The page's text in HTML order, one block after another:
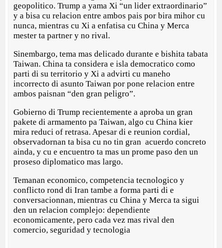
geopolitico. Trump a yama Xi “un lider extraordinario”
y a bisa cu relacion entre ambos pais por bira mihor cu
nunca, mientras cu Xi a enfatisa cu China y Merca
mester ta partner y no rival.
Sinembargo, tema mas delicado durante e bishita tabata
Taiwan. China ta considera e isla democratico como
parti di su territorio y Xi a advirti cu maneho
incorrecto di asunto Taiwan por pone relacion entre
ambos paisnan “den gran peligro”.
Gobierno di Trump recientemente a aproba un gran
pakete di armamento pa Taiwan, algo cu China kier
mira reduci of retrasa. Apesar di e reunion cordial,
observadornan ta bisa cu no tin gran acuerdo concreto
ainda, y cu e encuentro ta mas un prome paso den un
proseso diplomatico mas largo.
Temanan economico, competencia tecnologico y
conflicto rond di Iran tambe a forma parti di e
conversacionnan, mientras cu China y Merca ta sigui
den un relacion complejo: dependiente
economicamente, pero cada vez mas rival den
comercio, seguridad y tecnologia